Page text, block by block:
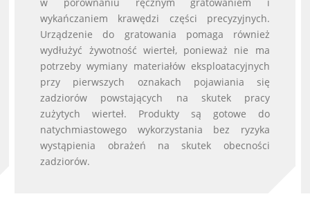
w porównaniu ręcznym gratowaniem i
wykańczaniem krawędzi części precyzyjnych.
Urządzenie do gratowania pomaga również
wydłużyć żywotność wierteł, ponieważ nie ma
potrzeby wymiany materiałów eksploatacyjnych
przy pierwszych oznakach pojawiania się
zadziorów powstających na skutek pracy
zużytych wierteł. Produkty są gotowe do
natychmiastowego wykorzystania bez ryzyka
wystąpienia obrażeń na skutek obecności
zadziorów.